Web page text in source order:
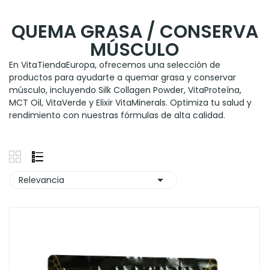
QUEMA GRASA / CONSERVA
MÚSCULO
En VitaTiendaEuropa, ofrecemos una selección de
productos para ayudarte a quemar grasa y conservar
músculo, incluyendo Silk Collagen Powder, VitaProteína,
MCT Oil, VitaVerde y Elixir VitaMinerals. Optimiza tu salud y
rendimiento con nuestras fórmulas de alta calidad.
Relevancia 